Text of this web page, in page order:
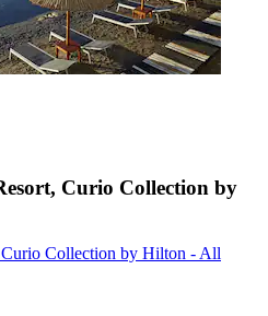
Curio Collection by
Collection by Hilton - All